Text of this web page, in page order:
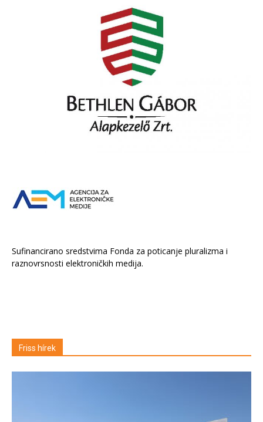
Sufinancirano sredstvima Fonda za poticanje pluralizma i
raznovrsnosti elektroničkih medija.
Friss hírek